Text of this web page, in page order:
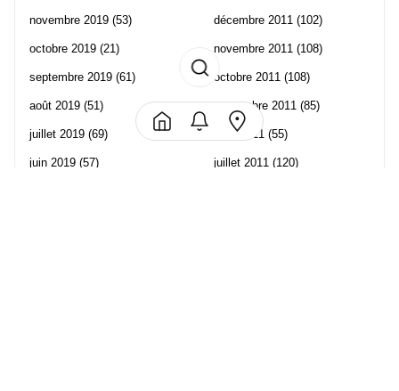
novembre 2019 (53)
octobre 2019 (21)
septembre 2019 (61)
août 2019 (51)
juillet 2019 (69)
juin 2019 (57)
décembre 2011 (102)
novembre 2011 (108)
octobre 2011 (108)
septembre 2011 (85)
août 2011 (55)
juillet 2011 (120)